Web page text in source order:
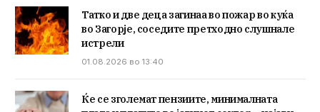
Татко и две деца загинаа во пожар во куќа
во Загорје, соседите претходно слушнале
истрели
01.08.2026 во 13:40
Ќе се зголемат пензиите, минималната